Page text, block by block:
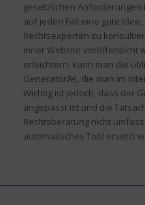
gesetzlichen Anforderungen
auf jeden Fall eine gute
Rechtsexperten zu
einer Website veröffentlicht
erleichtern, kann man die
Generatorâ€, die man im
Wichtig ist jedoch, dass der
angepasst ist und die
Rechtsberatung nicht
automatisches Tool ersetzt